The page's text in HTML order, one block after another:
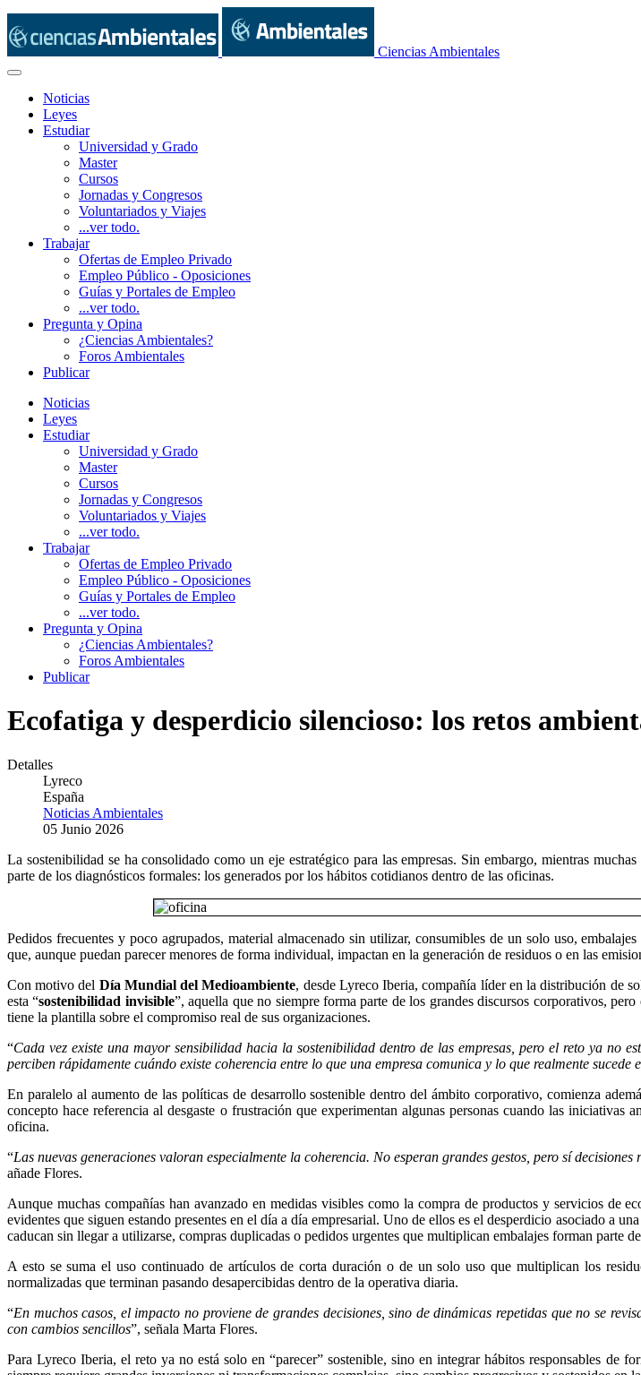
Ciencias Ambientales
Noticias
Leyes
Estudiar
Universidad y Grado
Master
Cursos
Jornadas y Congresos
Voluntariados y Viajes
...ver todo.
Trabajar
Ofertas de Empleo Privado
Empleo Público - Oposiciones
Guías y Portales de Empleo
...ver todo.
Pregunta y Opina
¿Ciencias Ambientales?
Foros Ambientales
Publicar
Noticias
Leyes
Estudiar
Universidad y Grado
Master
Cursos
Jornadas y Congresos
Voluntariados y Viajes
...ver todo.
Trabajar
Ofertas de Empleo Privado
Empleo Público - Oposiciones
Guías y Portales de Empleo
...ver todo.
Pregunta y Opina
¿Ciencias Ambientales?
Foros Ambientales
Publicar
Ecofatiga y desperdicio silencioso: los retos
Detalles
Lyreco
España
Noticias Ambientales
05 Junio 2026
La sostenibilidad se ha consolidado como un eje estratégico para las empresas. Sin embargo, mientras
parte de los diagnósticos formales: los generados por los hábitos cotidianos dentro de las oficinas.
Pedidos frecuentes y poco agrupados, material almacenado sin utilizar, consumibles de un solo uso,
que, aunque puedan parecer menores de forma individual, impactan en la generación de residuos o en las
Con motivo del Día Mundial del Medioambiente, desde Lyreco Iberia, compañía líder en la distribución de
esta “sostenibilidad invisible”, aquella que no siempre forma parte de los grandes discursos corporativos,
tiene la plantilla sobre el compromiso real de sus organizaciones.
“Cada vez existe una mayor sensibilidad hacia la sostenibilidad dentro de las empresas, pero el reto ya
perciben rápidamente cuándo existe coherencia entre lo que una empresa comunica y lo que realmente sucede
En paralelo al aumento de las políticas de desarrollo sostenible dentro del ámbito corporativo, comienza
concepto hace referencia al desgaste o frustración que experimentan algunas personas cuando las
oficina.
“Las nuevas generaciones valoran especialmente la coherencia. No esperan grandes gestos, pero sí
añade Flores.
Aunque muchas compañías han avanzado en medidas visibles como la compra de productos y servicios de
evidentes que siguen estando presentes en el día a día empresarial. Uno de ellos es el desperdicio asociado a
caducan sin llegar a utilizarse, compras duplicadas o pedidos urgentes que multiplican embalajes forman parte
A esto se suma el uso continuado de artículos de corta duración o de un solo uso que multiplican los
normalizadas que terminan pasando desapercibidas dentro de la operativa diaria.
“En muchos casos, el impacto no proviene de grandes decisiones, sino de dinámicas repetidas que no se
con cambios sencillos”, señala Marta Flores.
Para Lyreco Iberia, el reto ya no está solo en “parecer” sostenible, sino en integrar hábitos responsables